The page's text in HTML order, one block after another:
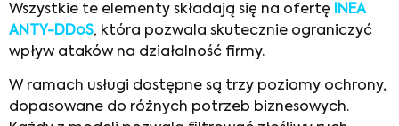
Wszystkie te elementy składają się na ofertę
INEA
ANTY-DDoS, która pozwala skutecznie ograniczyć
wpływ ataków na działalność firmy.
W ramach usługi dostępne są trzy poziomy ochrony,
dopasowane do różnych potrzeb biznesowych.